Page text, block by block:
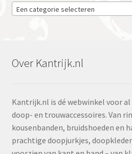
Een categorie selecteren
Over Kantrijk.nl
Kantrijk.nl is dé webwinkel voor
doop- en trouwaccessoires. Van
kousenbanden, bruidshoeden en
prachtige doopjurkjes,